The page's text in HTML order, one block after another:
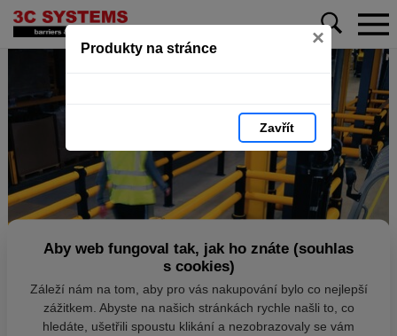
Produkty na stránce ×
Zavřít
Aby web fungoval tak, jak ho znáte (souhlas
s cookies)
Záleží nám na tom, aby pro vás nakupování bylo co nejlepší
zážitkem. Abyste na našich stránkách rychle našli to, co
hledáte, ušetřili spoustu klikání a nezobrazovaly se vám